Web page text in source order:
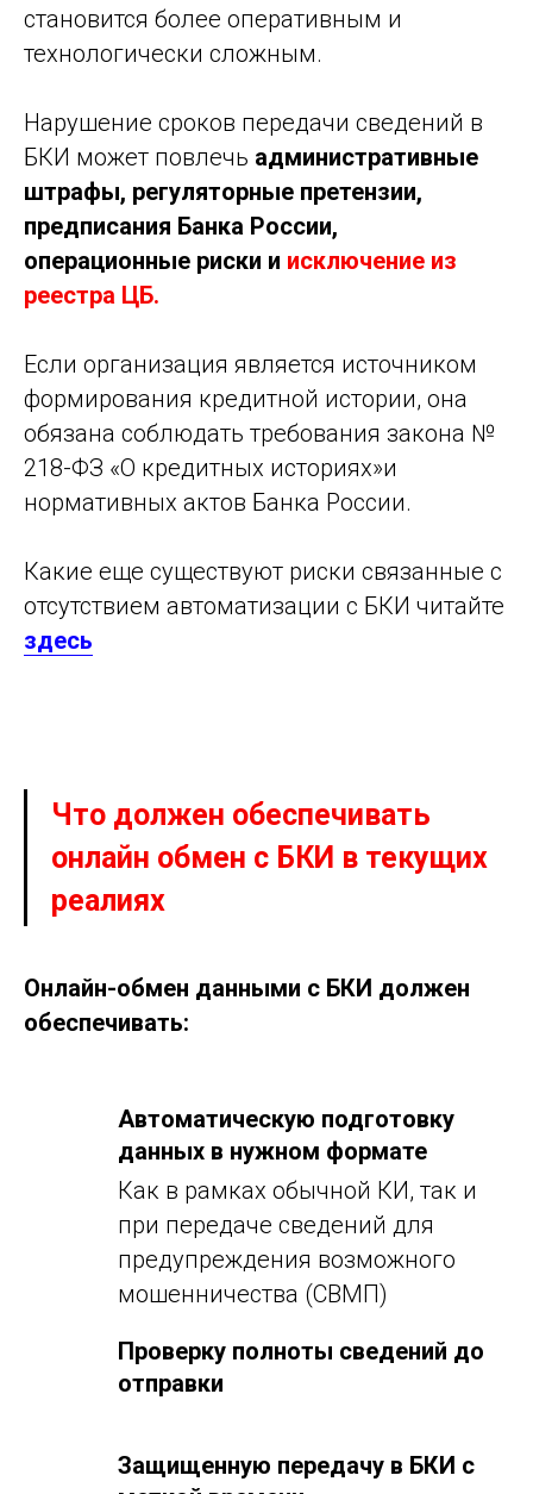
становится более оперативным и
технологически сложным.
Нарушение сроков передачи сведений в
БКИ может повлечь административные
штрафы, регуляторные претензии,
предписания Банка России,
операционные риски и исключение из
реестра ЦБ.
Если организация является источником
формирования кредитной истории, она
обязана соблюдать требования закона №
218-ФЗ «О кредитных историях»и
нормативных актов Банка России.
Какие еще существуют риски связанные с
отсутствием автоматизации с БКИ читайте
здесь
Что должен обеспечивать
онлайн обмен с БКИ в текущих
реалиях
Онлайн-обмен данными с БКИ должен
обеспечивать:
Автоматическую подготовку
данных в нужном формате
Как в рамках обычной КИ, так и
при передаче сведений для
предупреждения возможного
мошенничества (СВМП)
Проверку полноты сведений до
отправки
Защищенную передачу в БКИ с